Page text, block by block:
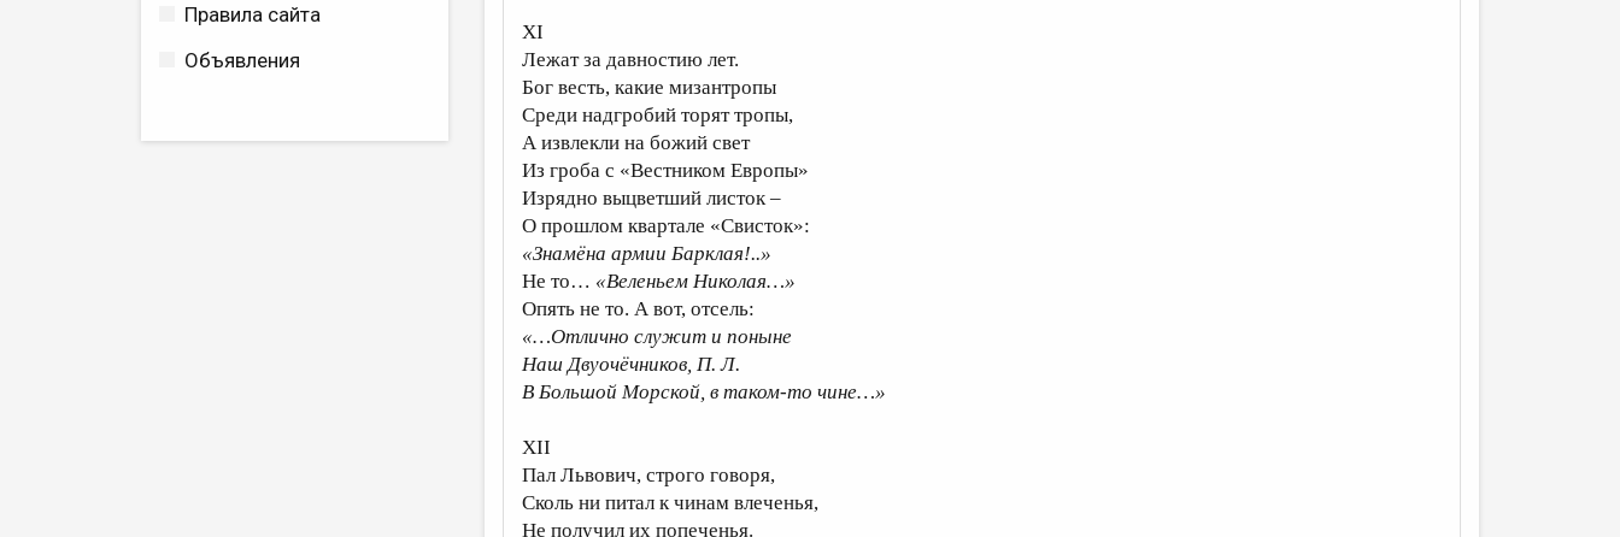
Правила сайта
Объявления
XI
Лежат за давностию лет.
Бог весть, какие мизантропы
Среди надгробий торят тропы,
А извлекли на божий свет
Из гроба с «Вестником Европы»
Изрядно выцветший листок –
О прошлом квартале «Свисток»:
«Знамёна армии Барклая!..»
Не то… «Веленьем Николая…»
Опять не то. А вот, отсель:
«…Отлично служит и поныне
Наш Двуочёчников, П. Л.
В Большой Морской, в таком-то чине…»
XII
Пал Львович, строго говоря,
Сколь ни питал к чинам влеченья,
Не получил их попеченья.